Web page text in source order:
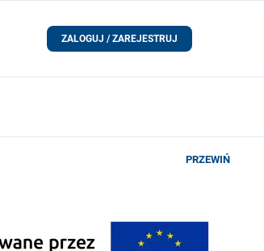
ZALOGUJ / ZAREJESTRUJ
PRZEWIŃ